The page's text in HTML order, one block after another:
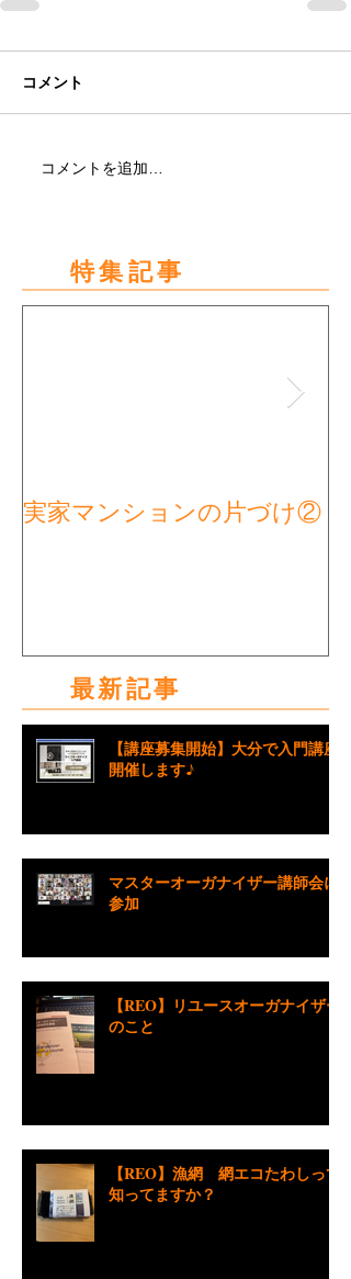
コメント
コメントを追加…
特集記事
実家マンションの片づけ②
最新記事
【講座募集開始】大分で入門講座
開催します♪
マスターオーガナイザー講師会に
参加
【REO】リユースオーガナイザー
のこと
【REO】漁網 網エコたわしって
知ってますか？